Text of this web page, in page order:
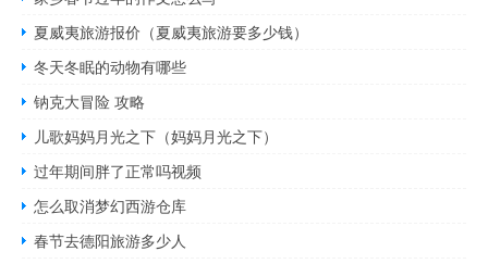
夏威夷旅游报价（夏威夷旅游要多少钱）
冬天冬眠的动物有哪些
钠克大冒险 攻略
儿歌妈妈月光之下（妈妈月光之下）
过年期间胖了正常吗视频
怎么取消梦幻西游仓库
春节去德阳旅游多少人